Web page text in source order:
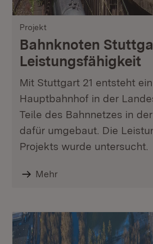
Projekt
Bahnknoten
Leistungsfähigkeit
Mit Stuttgart 21 entsteht
Hauptbahnhof in der
Teile des Bahnnetzes in
dafür umgebaut. Die
Projekts wurde untersucht.
Mehr